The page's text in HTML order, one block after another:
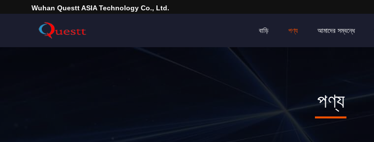
Wuhan Questt ASIA Technology Co., Ltd.
বাড়ি পণ্য আমাদের সম্বন্ধে
পণ্য